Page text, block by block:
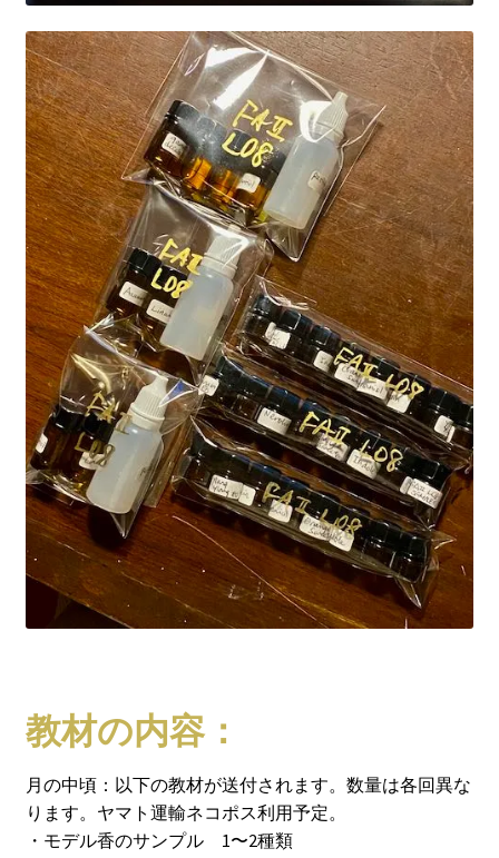
教材の内容：
月の中頃：以下の教材が送付されます。数量は各回異な
ります。ヤマト運輸ネコポス利用予定。
・モデル香のサンプル 1〜2種類